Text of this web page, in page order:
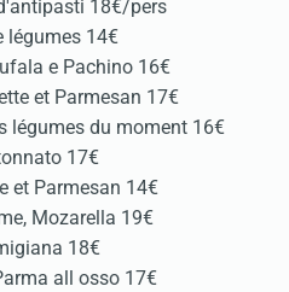
18€/pers
légumes 14€
e Pachino 16€
et Parmesan 17€
légumes du moment 16€
17€
et Parmesan 14€
Mozarella 19€
18€
all osso 17€